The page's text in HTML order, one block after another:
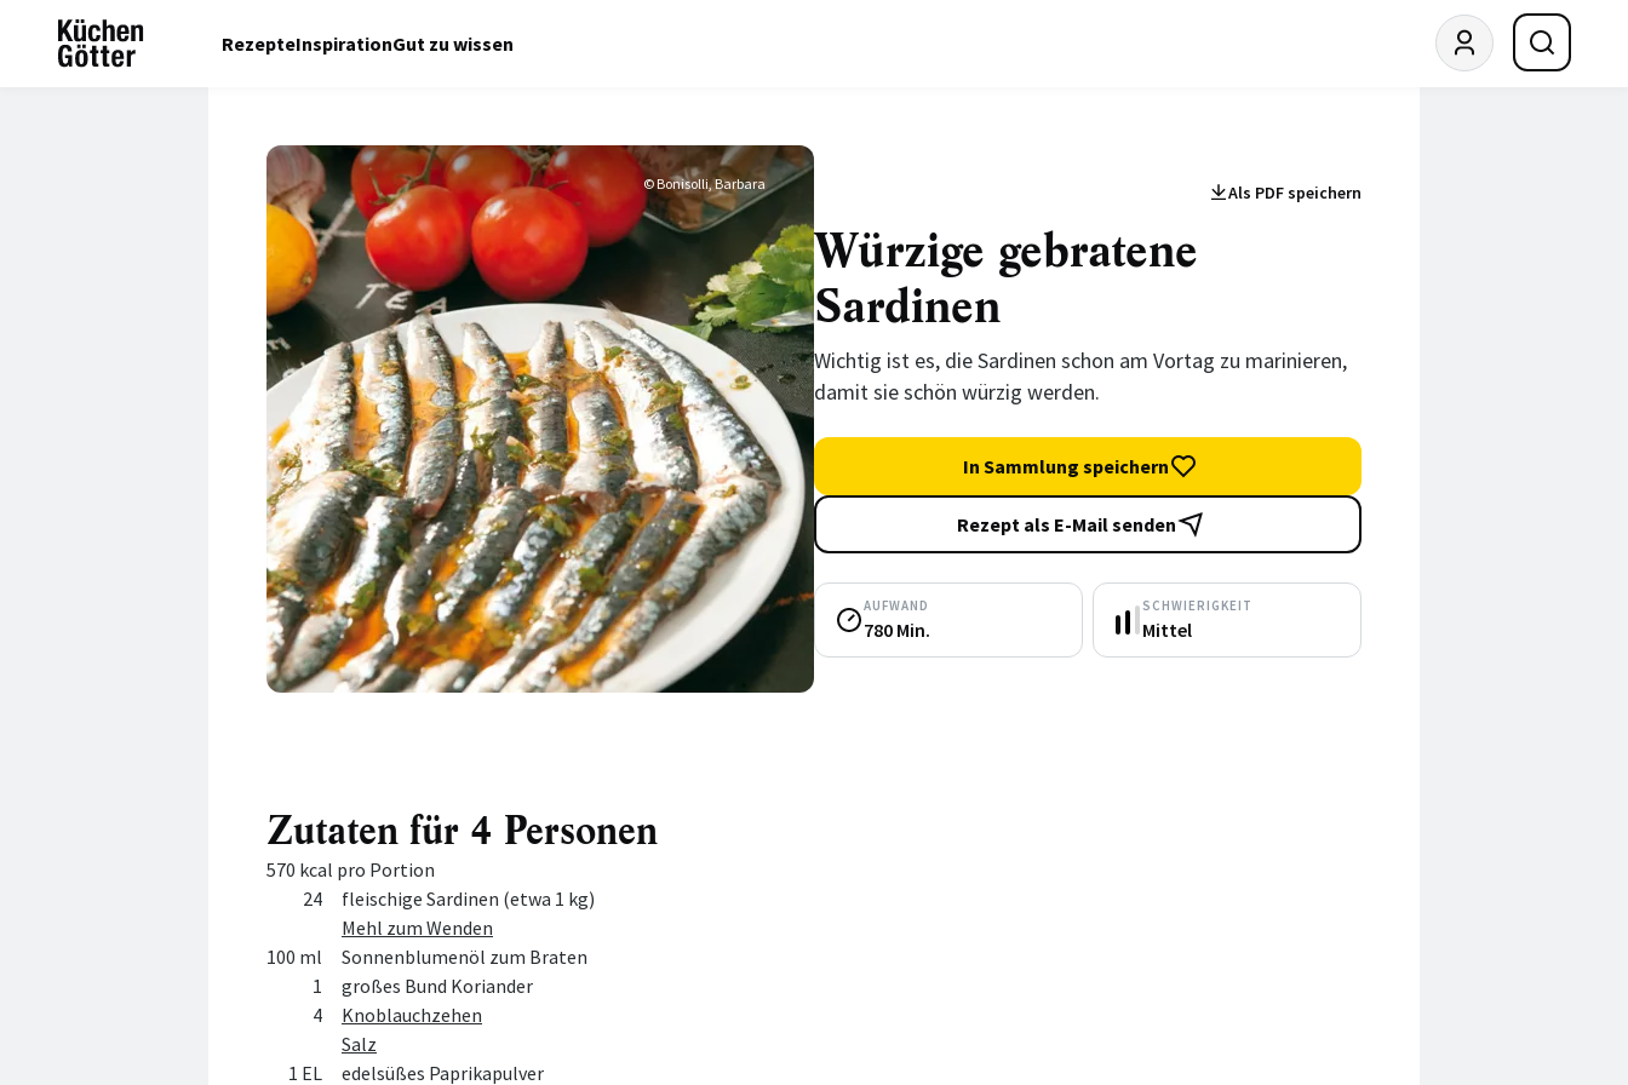
RezepteInspirationGut zu wissen
© Bonisolli, Barbara Als PDF speichern
Würzige gebratene
Sardinen
Wichtig ist es, die Sardinen schon am Vortag zu marinieren,
damit sie schön würzig werden.
In Sammlung speichern
Rezept als E-Mail senden
AUFWAND
780 Min.
SCHWIERIGKEIT
Mittel
Zutaten für 4 Personen
570 kcal pro Portion
MengeZutat
24
fleischige Sardinen (etwa 1 kg)
Mehl zum Wenden
100 ml
Sonnenblumenöl zum Braten
1
großes Bund Koriander
4
Knoblauchzehen
Salz
1 EL
edelsüßes Paprikapulver